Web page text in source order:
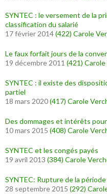
SYNTEC : le versement de la
classification du salarié
17 février 2014(422) Carole
Le faux forfait jours de la
19 décembre 2011 (421)
SYNTEC : il existe des
partiel
18 mars 2020(417) Carole
Des dommages et intérêts
10 mars 2015 (408) Carole
SYNTEC et les congés payés
19 avril 2013 (384) Carole
SYNTEC: Rupture de la période
28 septembre 2015 (292)